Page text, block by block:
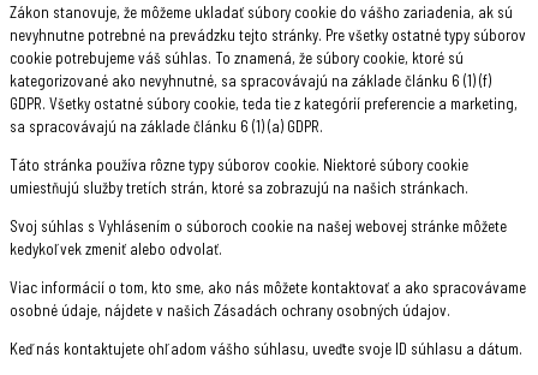
Zákon stanovuje, že môžeme ukladať súbory cookie do vášho zariadenia, ak sú
nevyhnutne potrebné na prevádzku tejto stránky. Pre všetky ostatné typy súborov
cookie potrebujeme váš súhlas. To znamená, že súbory cookie, ktoré sú
kategorizované ako nevyhnutné, sa spracovávajú na základe článku 6 (1) (f)
GDPR. Všetky ostatné súbory cookie, teda tie z kategórií preferencie a marketing,
sa spracovávajú na základe článku 6 (1) (a) GDPR.
Táto stránka používa rôzne typy súborov cookie. Niektoré súbory cookie
umiestňujú služby tretích strán, ktoré sa zobrazujú na našich stránkach.
Svoj súhlas s Vyhlásením o súboroch cookie na našej webovej stránke môžete
kedykoľvek zmeniť alebo odvolať.
Viac informácií o tom, kto sme, ako nás môžete kontaktovať a ako spracovávame
osobné údaje, nájdete v našich Zásadách ochrany osobných údajov.
Keď nás kontaktujete ohľadom vášho súhlasu, uveďte svoje ID súhlasu a dátum.